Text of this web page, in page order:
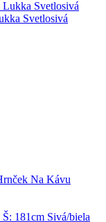
Svetlosivá
Na Kávu